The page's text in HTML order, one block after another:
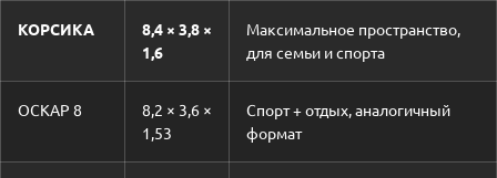
КОРСИКА
8,4 × 3,8 ×
1,6
Максимальное пространство,
для семьи и спорта
ОСКАР 8
8,2 × 3,6 ×
1,53
Спорт + отдых, аналогичный
формат